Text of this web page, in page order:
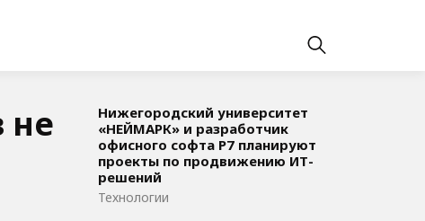
не
Нижегородский университет
«НЕЙМАРК» и разработчик
офисного софта P7 планируют
проекты по продвижению ИТ-
решений
Технологии